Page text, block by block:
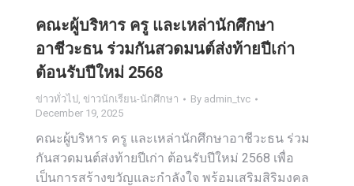
คณะผู้บริหาร ครู และเหล่านักศึกษา
อาชีวะธน ร่วมกันสวดมนต์ส่งท้ายปีเก่า
ต้อนรับปีใหม่ 2568
ข่าวทั่วไป, ข่าวนักเรียน-นักศึกษา By admin_tvc
December 19, 2025
คณะผู้บริหาร ครู และเหล่านักศึกษาอาชีวะธน ร่วม
กันสวดมนต์ส่งท้ายปีเก่า ต้อนรับปีใหม่ 2568 เพื่อ
เป็นการสร้างขวัญและกำลังใจ พร้อมเสริมสิริมงคล